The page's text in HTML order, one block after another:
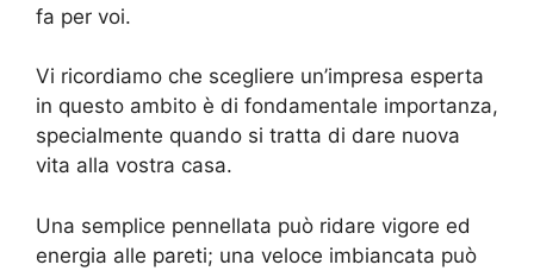
fa per voi.
Vi ricordiamo che scegliere un’impresa esperta
in questo ambito è di fondamentale importanza,
specialmente quando si tratta di dare nuova
vita alla vostra casa.
Una semplice pennellata può ridare vigore ed
energia alle pareti; una veloce imbiancata può